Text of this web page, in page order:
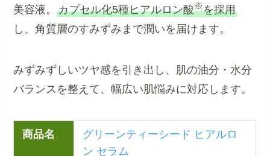
美容液。カプセル化5種ヒアルロン酸※を採用
し、角質層のすみずみまで潤いを届けます。
みずみずしいツヤ感を引き出し、肌の油分・水分
バランスを整えて、幅広い肌悩みに対応します。
商品名
グリーンティーシード ヒアルロ
ン セラム